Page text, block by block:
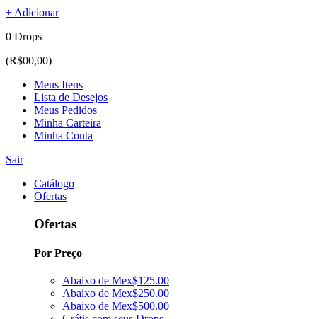
+ Adicionar
0 Drops
(R$00,00)
Meus Itens
Lista de Desejos
Meus Pedidos
Minha Carteira
Minha Conta
Sair
Catálogo
Ofertas
Ofertas
Por Preço
Abaixo de Mex$125.00
Abaixo de Mex$250.00
Abaixo de Mex$500.00